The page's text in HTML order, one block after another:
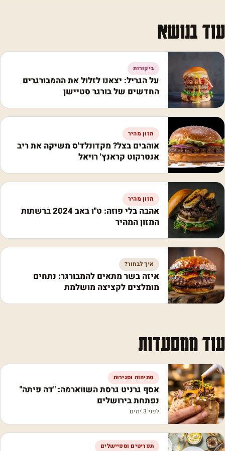
עוד בנושא
ביקורות
על הגריל: יצאנו לזלול את ההמבורגרים
החדשים של בורגר סטיישן
מזון מהיר
אוהבים בצל? מקדונלד'ס משיקה את ריב
אנטרקוט קראנץ' רויאל
מזון מהיר
אהבה בלי פוזה: ט"ו באב 2024 ברשתות
המזון המהיר
איך לבחור?
איזה בשר מתאים להמבורגר: נתחים
מומלצים לקציצה מושלמת
עוד ממסעדות
פתיחות וסגירות
אסף גרניט גרסת השווארמה: "דה פיתה"
נפתחת בירושלים
לפני 3 ימים
תפריטים וספיישלים